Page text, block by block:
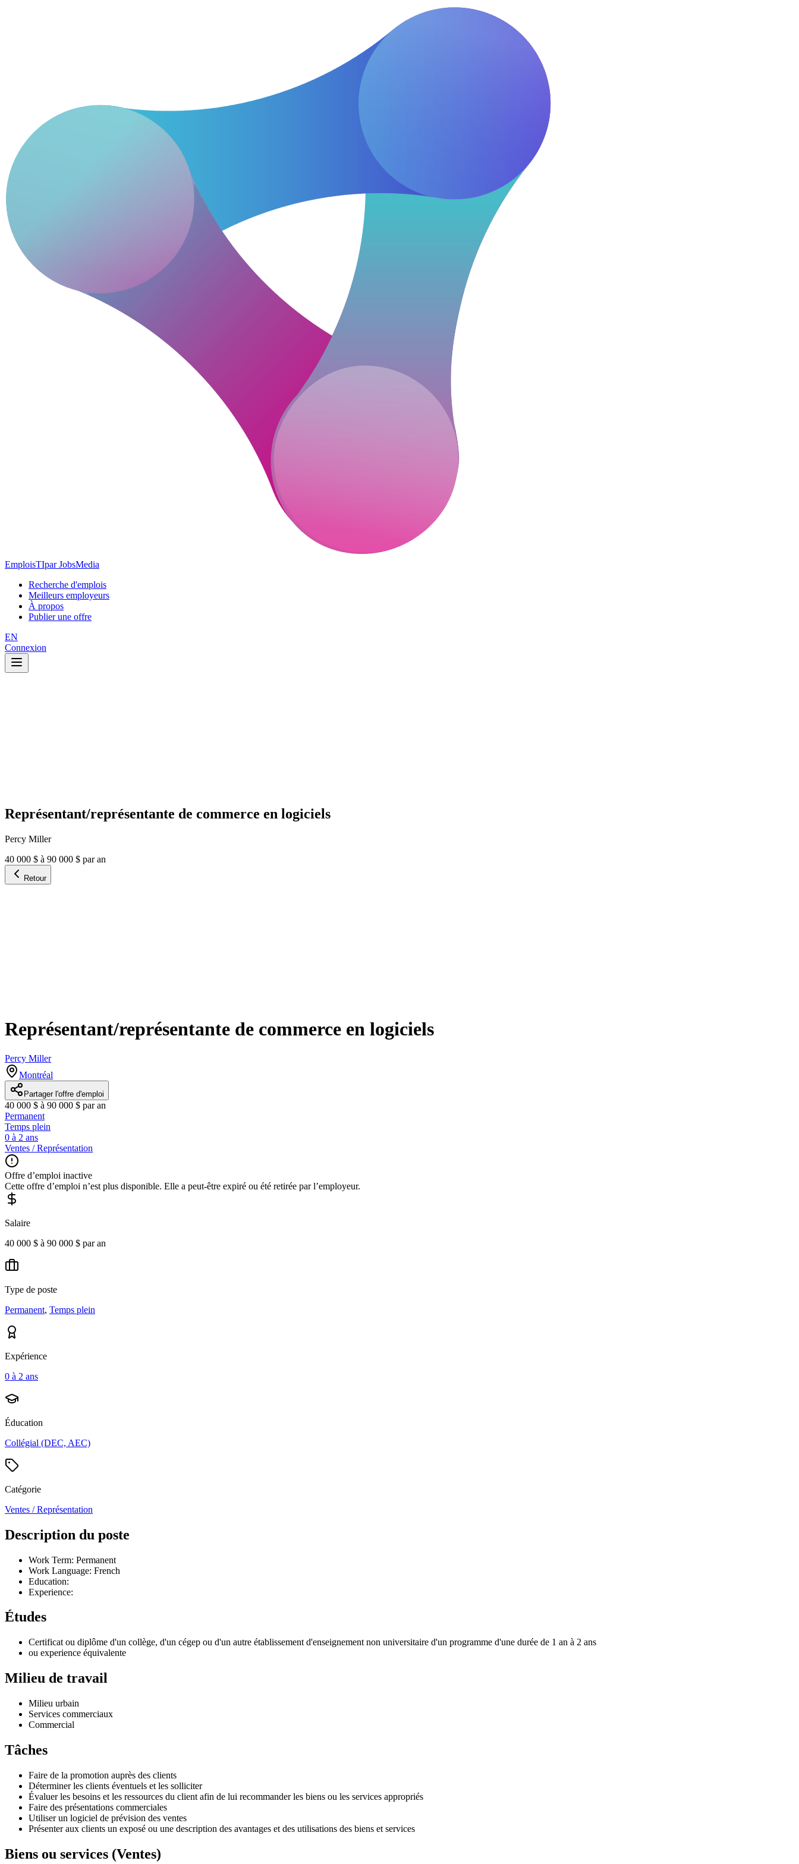
EmploisTIpar JobsMedia
Recherche d'emplois
Meilleurs employeurs
À propos
Publier une offre
EN
Connexion
Représentant/représentante de commerce en logiciels
Percy Miller
40 000 $ à 90 000 $ par an
Retour
Représentant/représentante de commerce en logiciels
Percy Miller
Montréal
Partager l'offre d'emploi
40 000 $ à 90 000 $ par an
Permanent
Temps plein
0 à 2 ans
Ventes / Représentation
Offre d’emploi inactive
Cette offre d’emploi n’est plus disponible. Elle a peut-être expiré ou été retirée par l’employeur.
Salaire
40 000 $ à 90 000 $ par an
Type de poste
Permanent, Temps plein
Expérience
0 à 2 ans
Éducation
Collégial (DEC, AEC)
Catégorie
Ventes / Représentation
Description du poste
Work Term: Permanent
Work Language: French
Education:
Experience:
Études
Certificat ou diplôme d'un collège, d'un cégep ou d'un autre établissement d'enseignement non universitaire d'un programme d'une durée de 1 an à 2 ans
ou experience équivalente
Milieu de travail
Milieu urbain
Services commerciaux
Commercial
Tâches
Faire de la promotion auprès des clients
Déterminer les clients éventuels et les solliciter
Évaluer les besoins et les ressources du client afin de lui recommander les biens ou les services appropriés
Faire des présentations commerciales
Utiliser un logiciel de prévision des ventes
Présenter aux clients un exposé ou une description des avantages et des utilisations des biens et services
Biens ou services (Ventes)